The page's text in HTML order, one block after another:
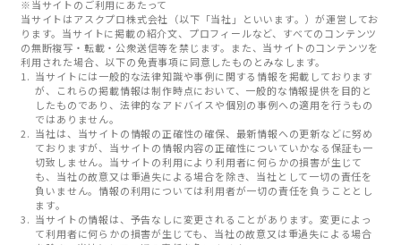
※当サイトのご利用にあたって
当サイトはアスクプロ株式会社（以下「当社」といいます。）が運営してお
ります。当サイトに掲載の紹介文、プロフィールなど、すべてのコンテンツ
の無断複写・転載・公衆送信等を禁じます。また、当サイトのコンテンツを
利用された場合、以下の免責事項に同意したものとみなします。
当サイトには一般的な法律知識や事例に関する情報を掲載しております
が、これらの掲載情報は制作時点において、一般的な情報提供を目的と
したものであり、法律的なアドバイスや個別の事例への適用を行うもの
ではありません。
当社は、当サイトの情報の正確性の確保、最新情報への更新などに努め
ておりますが、当サイトの情報内容の正確性についていかなる保証も一
切致しません。当サイトの利用により利用者に何らかの損害が生じて
も、当社の故意又は重過失による場合を除き、当社として一切の責任を
負いません。情報の利用については利用者が一切の責任を負うこととし
ます。
当サイトの情報は、予告なしに変更されることがあります。変更によっ
て利用者に何らかの損害が生じても、当社の故意又は重過失による場合